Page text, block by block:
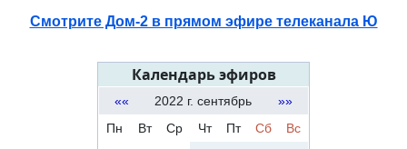
Смотрите Дом-2 в прямом эфире телеканала Ю
Календарь эфиров
«« 2022 г. сентябрь
»»
Пн
Вт Ср Чт Пт Сб
Вс